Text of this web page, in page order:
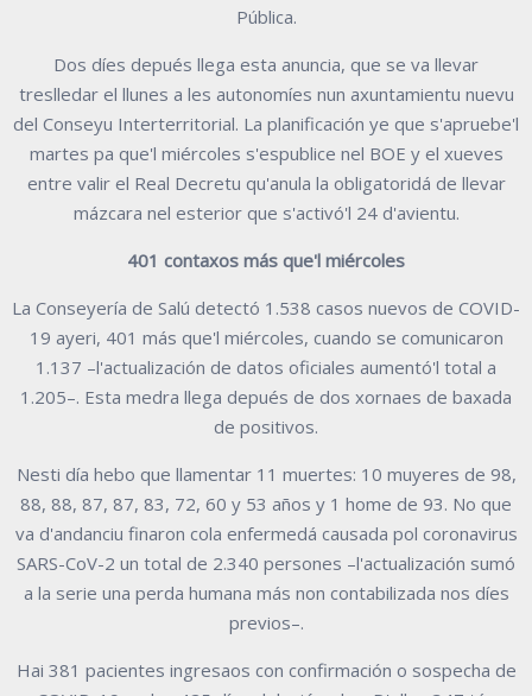
Pública.
Dos díes depués llega esta anuncia, que se va llevar
treslledar el llunes a les autonomíes nun axuntamientu nuevu
del Conseyu Interterritorial. La planificación ye que s'apruebe'l
martes pa que'l miércoles s'espublice nel BOE y el xueves
entre valir el Real Decretu qu'anula la obligatoridá de llevar
mázcara nel esterior que s'activó'l 24 d'avientu.
401 contaxos más que'l miércoles
La Conseyería de Salú detectó 1.538 casos nuevos de COVID-
19 ayeri, 401 más que'l miércoles, cuando se comunicaron
1.137 –l'actualización de datos oficiales aumentó'l total a
1.205–. Esta medra llega depués de dos xornaes de baxada
de positivos.
Nesti día hebo que llamentar 11 muertes: 10 muyeres de 98,
88, 88, 87, 87, 83, 72, 60 y 53 años y 1 home de 93. No que
va d'andanciu finaron cola enfermedá causada pol coronavirus
SARS-CoV-2 un total de 2.340 persones –l'actualización sumó
a la serie una perda humana más non contabilizada nos díes
previos–.
Hai 381 pacientes ingresaos con confirmación o sospecha de